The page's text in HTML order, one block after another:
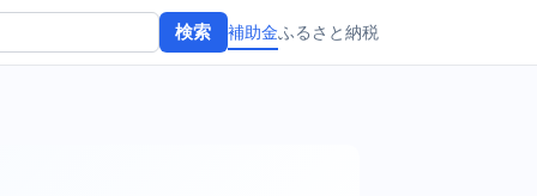
検索 補助金ふるさと納税